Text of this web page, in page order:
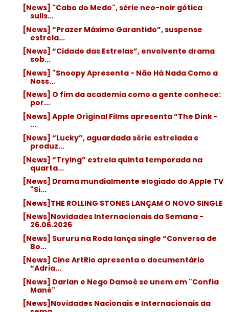
[News] "Cabo do Medo", série neo-noir gótica
sulis...
[News] “Prazer Máximo Garantido”, suspense
estrela...
[News] “Cidade das Estrelas”, envolvente drama
sob...
[News] "Snoopy Apresenta - Não Há Nada Como a
Noss...
[News] O fim da academia como a gente conhece:
por...
[News] Apple Original Films apresenta “The Dink -
...
[News] “Lucky”, aguardada série estrelada e
produz...
[News] “Trying” estreia quinta temporada na
quarta...
[News] Drama mundialmente elogiado do Apple TV
"Si...
[News]THE ROLLING STONES LANÇAM O NOVO SINGLE
[News]Novidades Internacionais da Semana -
26.06.2026
[News] Sururu na Roda lança single “Conversa de
Bo...
[News] Cine ArtRio apresenta o documentário
“Adria...
[News] Darlan e Nego Damoé se unem em "Confia
Mané"
[News]Novidades Nacionais e Internacionais da